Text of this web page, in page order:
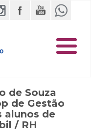
de Souza
de Gestão
alunos de
/ RH